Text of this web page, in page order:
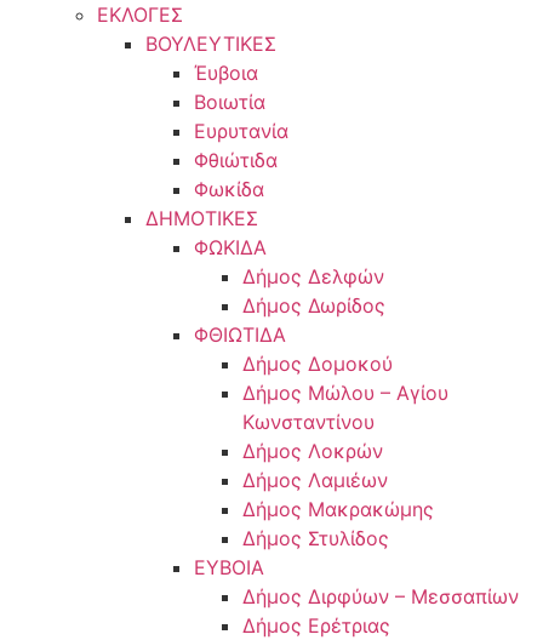
ΕΚΛΟΓΕΣ
ΒΟΥΛΕΥΤΙΚΕΣ
Έυβοια
Βοιωτία
Ευρυτανία
Φθιώτιδα
Φωκίδα
ΔΗΜΟΤΙΚΕΣ
ΦΩΚΙΔΑ
Δήμος Δελφών
Δήμος Δωρίδος
ΦΘΙΩΤΙΔΑ
Δήμος Δομοκού
Δήμος Μώλου – Αγίου
Κωνσταντίνου
Δήμος Λοκρών
Δήμος Λαμιέων
Δήμος Μακρακώμης
Δήμος Στυλίδος
ΕΥΒΟΙΑ
Δήμος Διρφύων – Μεσσαπίων
Δήμος Ερέτριας